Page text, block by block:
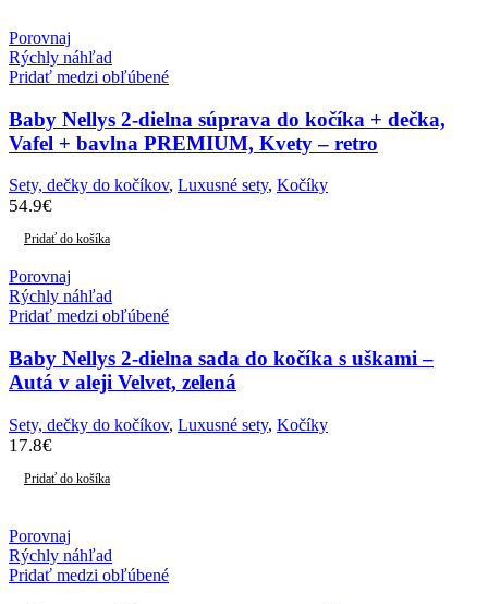
Porovnaj
Rýchly náhľad
Pridať medzi obľúbené
Baby Nellys 2-dielna súprava do kočíka + dečka,
Vafel + bavlna PREMIUM, Kvety – retro
Sety, dečky do kočíkov, Luxusné sety, Kočíky
54.9€
Pridať do košíka
Porovnaj
Rýchly náhľad
Pridať medzi obľúbené
Baby Nellys 2-dielna sada do kočíka s uškami –
Autá v aleji Velvet, zelená
Sety, dečky do kočíkov, Luxusné sety, Kočíky
17.8€
Pridať do košíka
Porovnaj
Rýchly náhľad
Pridať medzi obľúbené